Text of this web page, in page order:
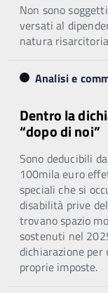
Non sono
versati al
natura
Analisi e
Dentro la
“dopo di noi”
Sono deducibili
100mila euro
speciali che si
disabilità prive
trovano spazio
sostenuti nel
dichiarazione per
proprie imposte.